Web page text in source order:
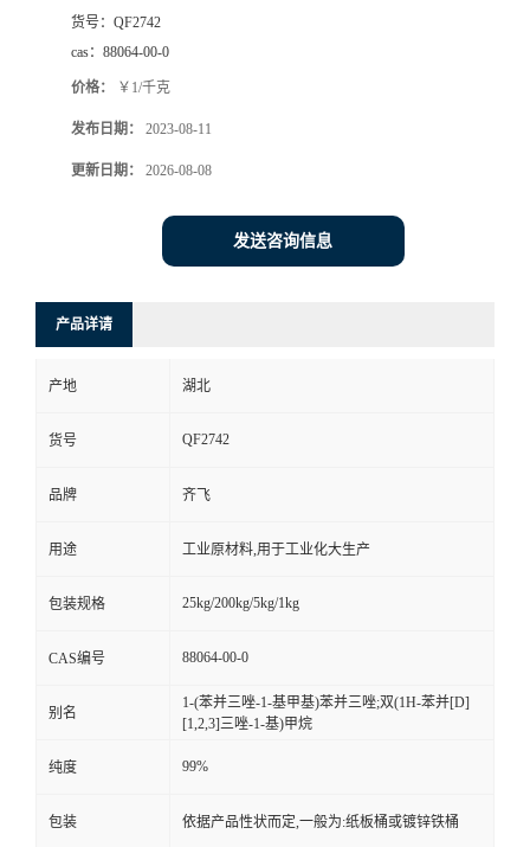
联
系
方
式
货号： QF2742
cas： 88064-00-0
价格： ￥1/千克
发布日期： 2023-08-11
更新日期： 2026-08-08
发送咨询信息
产品详请
产地 湖北
货号 QF2742
品牌 齐飞
用途 工业原材料,用于工业化大生产
包装规格 25kg/200kg/5kg/1kg
CAS编号 88064-00-0
别名
1-(苯并三唑-1-基甲基)苯并三唑;双(1H-苯并[D]
[1,2,3]三唑-1-基)甲烷
纯度 99%
包装 依据产品性状而定,一般为:纸板桶或镀锌铁桶